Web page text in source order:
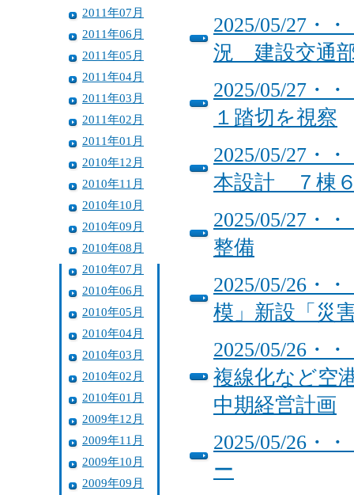
2011年07月
2011年06月
2011年05月
2011年04月
2011年03月
2011年02月
2011年01月
2010年12月
2010年11月
2010年10月
2010年09月
2010年08月
2010年07月
2010年06月
2010年05月
2010年04月
2010年03月
2010年02月
2010年01月
2009年12月
2009年11月
2009年10月
2009年09月
2025/05/27・
況 建設交通部
2025/05/27・
１踏切を視察
2025/05/27・
本設計 ７棟
2025/05/27・
整備
2025/05/26・
模」新設「災
2025/05/26・
複線化など空
中期経営計画
2025/05/26・
ー